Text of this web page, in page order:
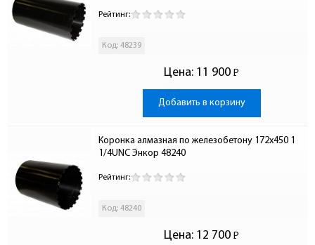
Рейтинг:
Код: 48239
Цена: 11 900 Р
-
Добавить в корзину
Коронка алмазная по железобетону 172x450 1
1/4UNC Энкор 48240
Рейтинг:
Код: 48240
Цена: 12 700 Р
-